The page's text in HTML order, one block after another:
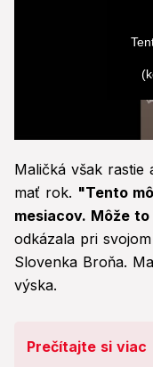
seconds
of
0
seconds
Maličká však
mať rok. "Tento
mesiacov. Môže
odkázala pri
Slovenka Broňa.
výska.
Prečítajte si viac